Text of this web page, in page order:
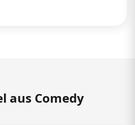
aus Comedy